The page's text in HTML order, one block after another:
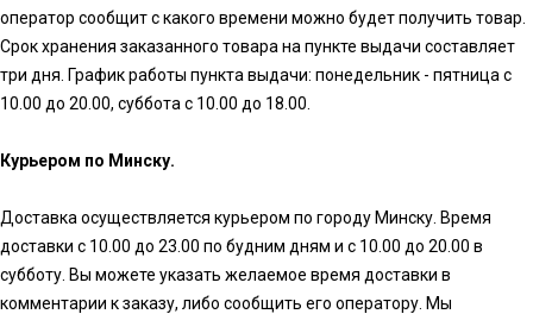
оператор сообщит с какого времени можно будет получить товар.
Срок хранения заказанного товара на пункте выдачи составляет
три дня. График работы пункта выдачи: понедельник - пятница с
10.00 до 20.00, суббота с 10.00 до 18.00.
Курьером по Минску.
Доставка осуществляется курьером по городу Минску. Время
доставки с 10.00 до 23.00 по будним дням и с 10.00 до 20.00 в
субботу. Вы можете указать желаемое время доставки в
комментарии к заказу, либо сообщить его оператору. Мы